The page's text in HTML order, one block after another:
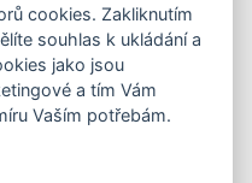
cookies. Zakliknutím
souhlas k ukládání a
jako jsou
a tím Vám
Vaším potřebám.